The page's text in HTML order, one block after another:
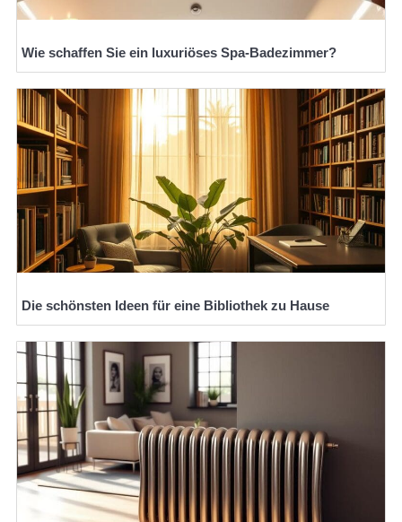
Wie schaffen Sie ein luxuriöses Spa-Badezimmer?
Die schönsten Ideen für eine Bibliothek zu Hause